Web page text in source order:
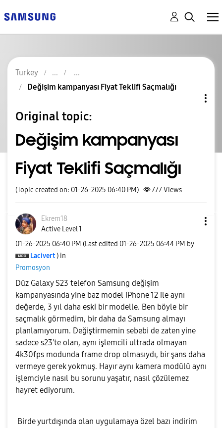
Turkey
Değişim kampanyası Fiyat Teklifi Saçmalığı
Original topic:
Değişim kampanyası
Fiyat Teklifi Saçmalığı
(Topic created on: 01-26-2025 06:40 PM) 777Views
Ekrem18
Active Level 1
‎01-26-2025 06:40 PM (Last edited ‎01-26-2025 06:44 PM by
Lacivert ) in
Promosyon
Düz Galaxy S23 telefon Samsung değişim
kampanyasında yine baz model iPhone 12 ile aynı
değerde, 3 yıl daha eski bir modelle. Ben böyle bir
saçmalık görmedim, bir daha da Samsung almayı
planlamıyorum. Değiştirmemin sebebi de zaten yine
sadece s23'te olan, aynı işlemcili ultrada olmayan
4k30fps modunda frame drop olmasıydı, bir şans daha
vermeye gerek yokmuş. Hayır aynı kamera modülü aynı
işlemciyle nasıl bu sorunu yaşatır, nasıl çözülemez
hayret ediyorum.
Birde yurtdışında olan uygulamaya özel bazı indirim